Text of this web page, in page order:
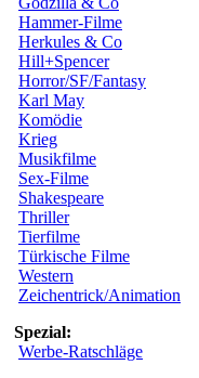
Hammer-Filme
Herkules & Co
Hill+Spencer
Horror/SF/Fantasy
Karl May
Komödie
Krieg
Musikfilme
Sex-Filme
Shakespeare
Thriller
Tierfilme
Türkische Filme
Western
Zeichentrick/Animation
Spezial:
Werbe-Ratschläge